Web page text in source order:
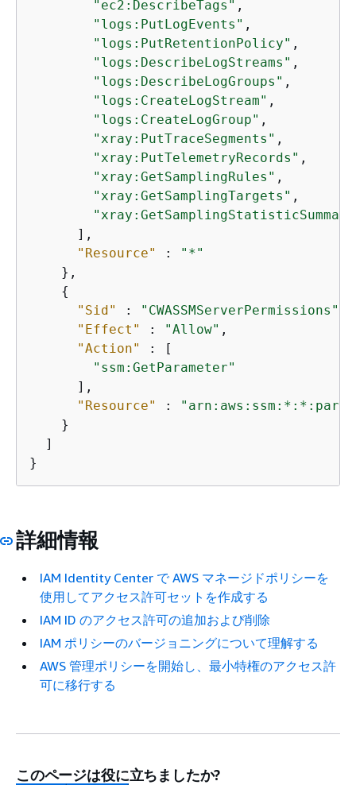
"ec2:DescribeTags" ,
"logs:PutLogEvents" ,
"logs:PutRetentionPolicy" ,
"logs:DescribeLogStreams" ,
"logs:DescribeLogGroups" ,
"logs:CreateLogStream" ,
"logs:CreateLogGroup" ,
"xray:PutTraceSegments" ,
"xray:PutTelemetryRecords" ,
"xray:GetSamplingRules" ,
"xray:GetSamplingTargets" ,
      ],
"Resource"
:
"*"
    },
{
"Sid"
: "CWASSMServerPermissions"
"Effect"
: "Allow" ,
"Action"
: [
"ssm:GetParameter"
      ],
"Resource"
:
    }
  ]
}
詳細情報
IAM Identity Center で AWS マネージドポリシーを
使用してアクセス許可セットを作成する
IAM ID のアクセス許可の追加および削除
IAM ポリシーのバージョニングについて理解する
AWS 管理ポリシーを開始し、最小特権のアクセス許
可に移行する
このページは役に立ちましたか?